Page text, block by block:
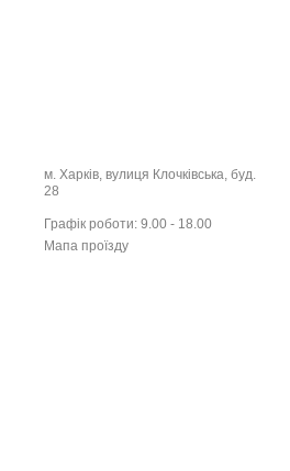
м. Харків, вулиця Клочківська, буд.
28
Графік роботи: 9.00 - 18.00
Мапа проїзду